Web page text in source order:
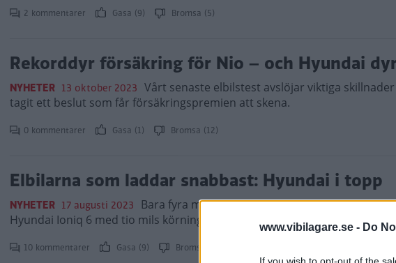
www.vibilagare.se - Do
2 kommentarer Gasa (9) Bromsa (5)
Rekorddyr försäkring för Nio – och Hyundai
NYHETER 13 oktober 2023 Vårt senaste elbilstest avslöjar viktiga
tagit ett beslut som får försäkringspremien att skena.
0 kommentarer Gasa (1) Bromsa (12)
Elbilarna som laddar snabbast: Hyundai i topp
NYHETER 17 augusti 2023 Bara fyra minuter – mer tid än så behövs inte
Hyundai Ioniq 6 med tio mils körning.
10 kommentarer Gasa (9) Bromsa (6)